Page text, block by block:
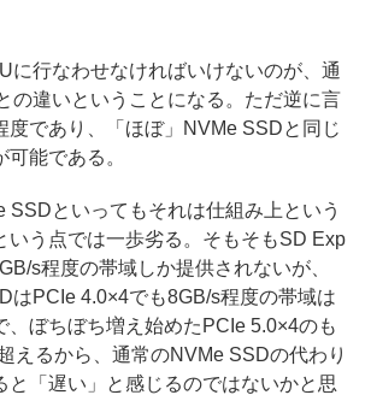
行なわせなければいけないのが、通
の違いということになる。ただ逆に言
度であり、「ほぼ」NVMe SSDと同じ
能である。
といってもそれは仕組み上という
いう点では一歩劣る。そもそもSD Exp
s程度の帯域しか提供されないが、
はPCIe 4.0×4でも8GB/s程度の帯域は
、ぼちぼち増え始めたPCIe 5.0×4のも
えるから、通常のNVMe SSDの代わり
と「遅い」と感じるのではないかと思